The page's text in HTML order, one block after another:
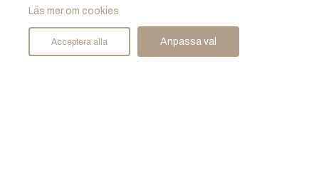
Läs mer om cookies
Acceptera alla Anpassa val